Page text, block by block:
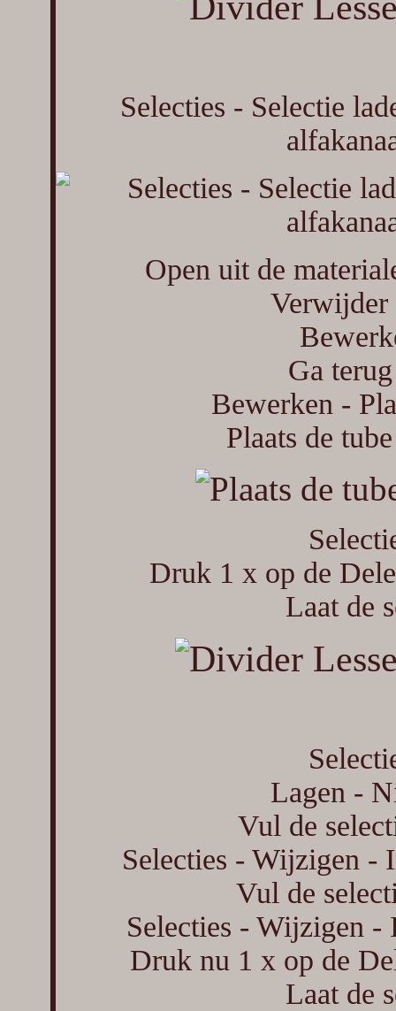
Selecties - Selectie
Open uit de
Verwijder
Ga
Bewerken -
Plaats de
Druk 1 x op de
Laat de
Lagen -
Vul de
Selecties - Wijzigen -
Vul de
Selecties - Wijzigen
Druk nu 1 x op de
Laat de